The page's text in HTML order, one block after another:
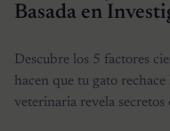
Basada en
Descubre los 5 factores
hacen que tu gato
veterinaria revela